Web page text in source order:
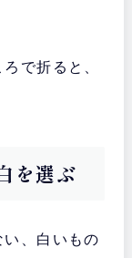
で折ると、
を選ぶ
、白いもの